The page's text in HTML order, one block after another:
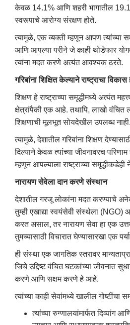
केवळ 14.1% आणि शहरी भागातील
स्वरूपाचे आरोग्य संरक्षण होते.
त्यामुळे, एक व्यक्ती म्हणून आपण त्यांच्या
आणि आपल्या परीने जे काही थोडेफार
त्यांना मदत करणे अत्यंत आवश्यक ठरते.
गरिबांना शिक्षित केल्याने राष्ट्राचा
शिक्षण हे राष्ट्राच्या समृद्धीमध्ये अत्यंत
क्षेत्रांपैकी एक आहे. तथापि, लाखो वंचित
शिक्षणाची मूलभूत सोयदेखील उपलब्ध नाही.
त्यामुळे, देशातील गरिबांना शिक्षण
दिल्याने केवळ त्यांच्या जीवनावरच
म्हणून आपल्याला राष्ट्राच्या
नारायण सेवेला दान करणे संस्थान
देशातील गरजू लोकांना मदत करण्याचे
तुम्ही एखाद्या स्वयंसेवी संस्थेला (NGO)
करत असाल, तर नारायण सेवा हा एक
तुमच्यासाठी विचारात घेण्यासारखा एक
ही संस्था एक जागतिक स्तरावर
जिचे उद्दिष्ट वंचित घटकांच्या जीवनात
करणे आणि सक्षम करणे हे आहे.
त्यांच्या काही सेवांमध्ये खालील गोष्टींचा
त्यांच्या रुग्णालयांमार्फत दिव्यांग